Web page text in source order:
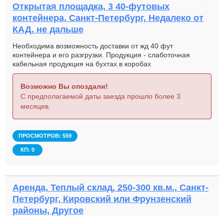
Открытая площадка, 3 40-футовых
контейнера, Санкт-Петербург, Недалеко от
КАД, не дальше
Необходима возможность доставки от жд 40 фут
контейнера и его разгрузки. Продукция - слаботочная
кабельная продукция на бухтах в коробах
Возможно Вы опоздали!
С предполагаемой даты заезда прошло более 3
месяцев.
ПРОСМОТРОВ: 559
КП: 0
Аренда, Теплый склад, 250-300 кв.м., Санкт-
Петербург, Кировский или Фрунзенский
районы, Другое